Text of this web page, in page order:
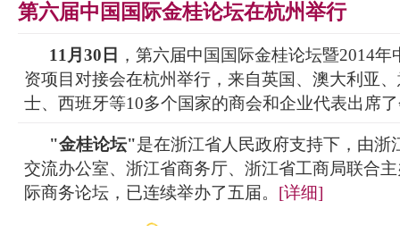
第六届中国国际金桂论坛在杭州举行
11月30日 ，第六届中国国际金桂论坛暨2014年
资项目对接会在杭州举行，来自英国、澳大利亚
士、西班牙等10多个国家的商会和企业代表出席
"金桂论坛"是在浙江省人民政府支持下，由浙
交流办公室、浙江省商务厅、浙江省工商局联合
际商务论坛，已连续举办了五届。 [详细]